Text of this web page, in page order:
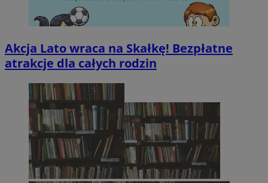
Akcja Lato wraca na Skałkę! Bezpłatne
atrakcje dla całych rodzin